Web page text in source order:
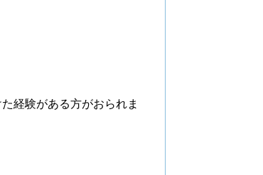
経験がある方がおられま